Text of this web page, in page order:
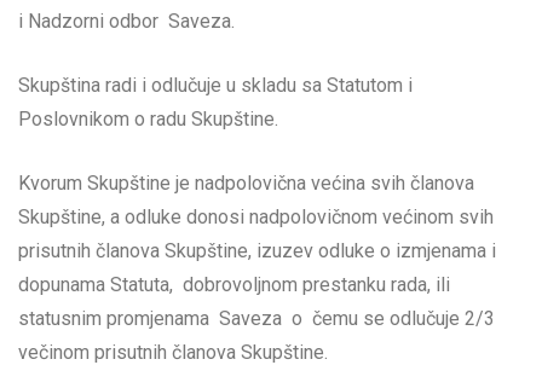
i Nadzorni odbor Saveza.
Skupština radi i odlučuje u skladu sa Statutom i
Poslovnikom o radu Skupštine.
Kvorum Skupštine je nadpolovična većina svih članova
Skupštine, a odluke donosi nadpolovičnom većinom svih
prisutnih članova Skupštine, izuzev odluke o izmjenama i
dopunama Statuta, dobrovoljnom prestanku rada, ili
statusnim promjenama Saveza o čemu se odlučuje 2/3
večinom prisutnih članova Skupštine.